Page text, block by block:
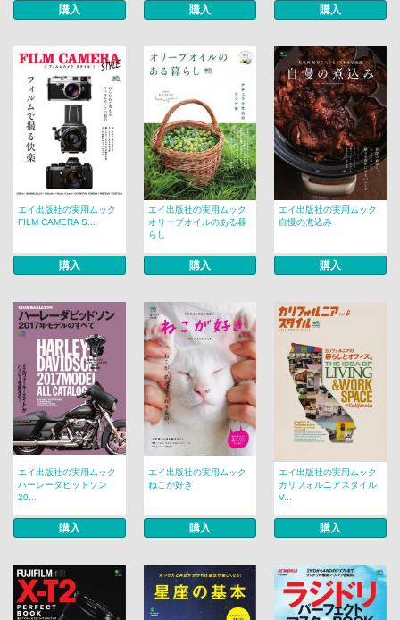
購入 購入 購入
エイ出版社の実用ムック
FILM CAMERA S...
購入
エイ出版社の実用ムック
オリーブオイルのある暮
らし
購入
エイ出版社の実用ムック
自慢の煮込み
購入
エイ出版社の実用ムック
ハーレーダビッドソン
20...
購入
エイ出版社の実用ムック
ねこが好き
購入
エイ出版社の実用ムック
カリフォルニアスタイル
V...
購入